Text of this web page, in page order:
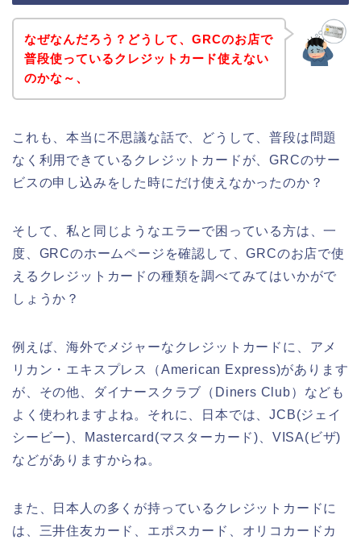
なぜなんだろう？どうして、GRCのお店で
普段使っているクレジットカード使えない
のかな～、
これも、本当に不思議な話で、どうして、普段は問題
なく利用できているクレジットカードが、GRCのサー
ビスの申し込みをした時にだけ使えなかったのか？
そして、私と同じようなエラーで困っている方は、一
度、GRCのホームページを確認して、GRCのお店で使
えるクレジットカードの種類を調べてみてはいかがで
しょうか？
例えば、海外でメジャーなクレジットカードに、アメ
リカン・エキスプレス（American Express)があります
が、その他、ダイナースクラブ（Diners Club）なども
よく使われますよね。それに、日本では、JCB(ジェイ
シービー)、Mastercard(マスターカード)、VISA(ビザ)
などがありますからね。
また、日本人の多くが持っているクレジットカードに
は、三井住友カード、エポスカード、オリコカードカ